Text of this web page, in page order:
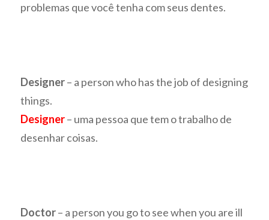
problemas que você tenha com seus dentes.
Designer– a person who has the job of designing
things.
Designer– uma pessoa que tem o trabalho de
desenhar coisas.
Doctor– a person you go to see when you are ill